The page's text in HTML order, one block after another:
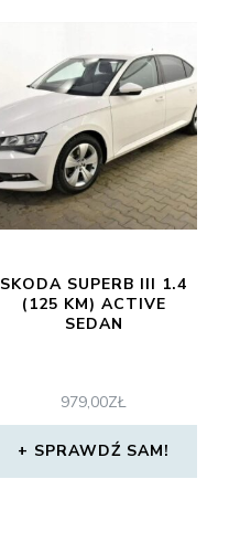
SKODA SUPERB III 1.4
(125 KM) ACTIVE
SEDAN
979,00ZŁ
SPRAWDŹ SAM!